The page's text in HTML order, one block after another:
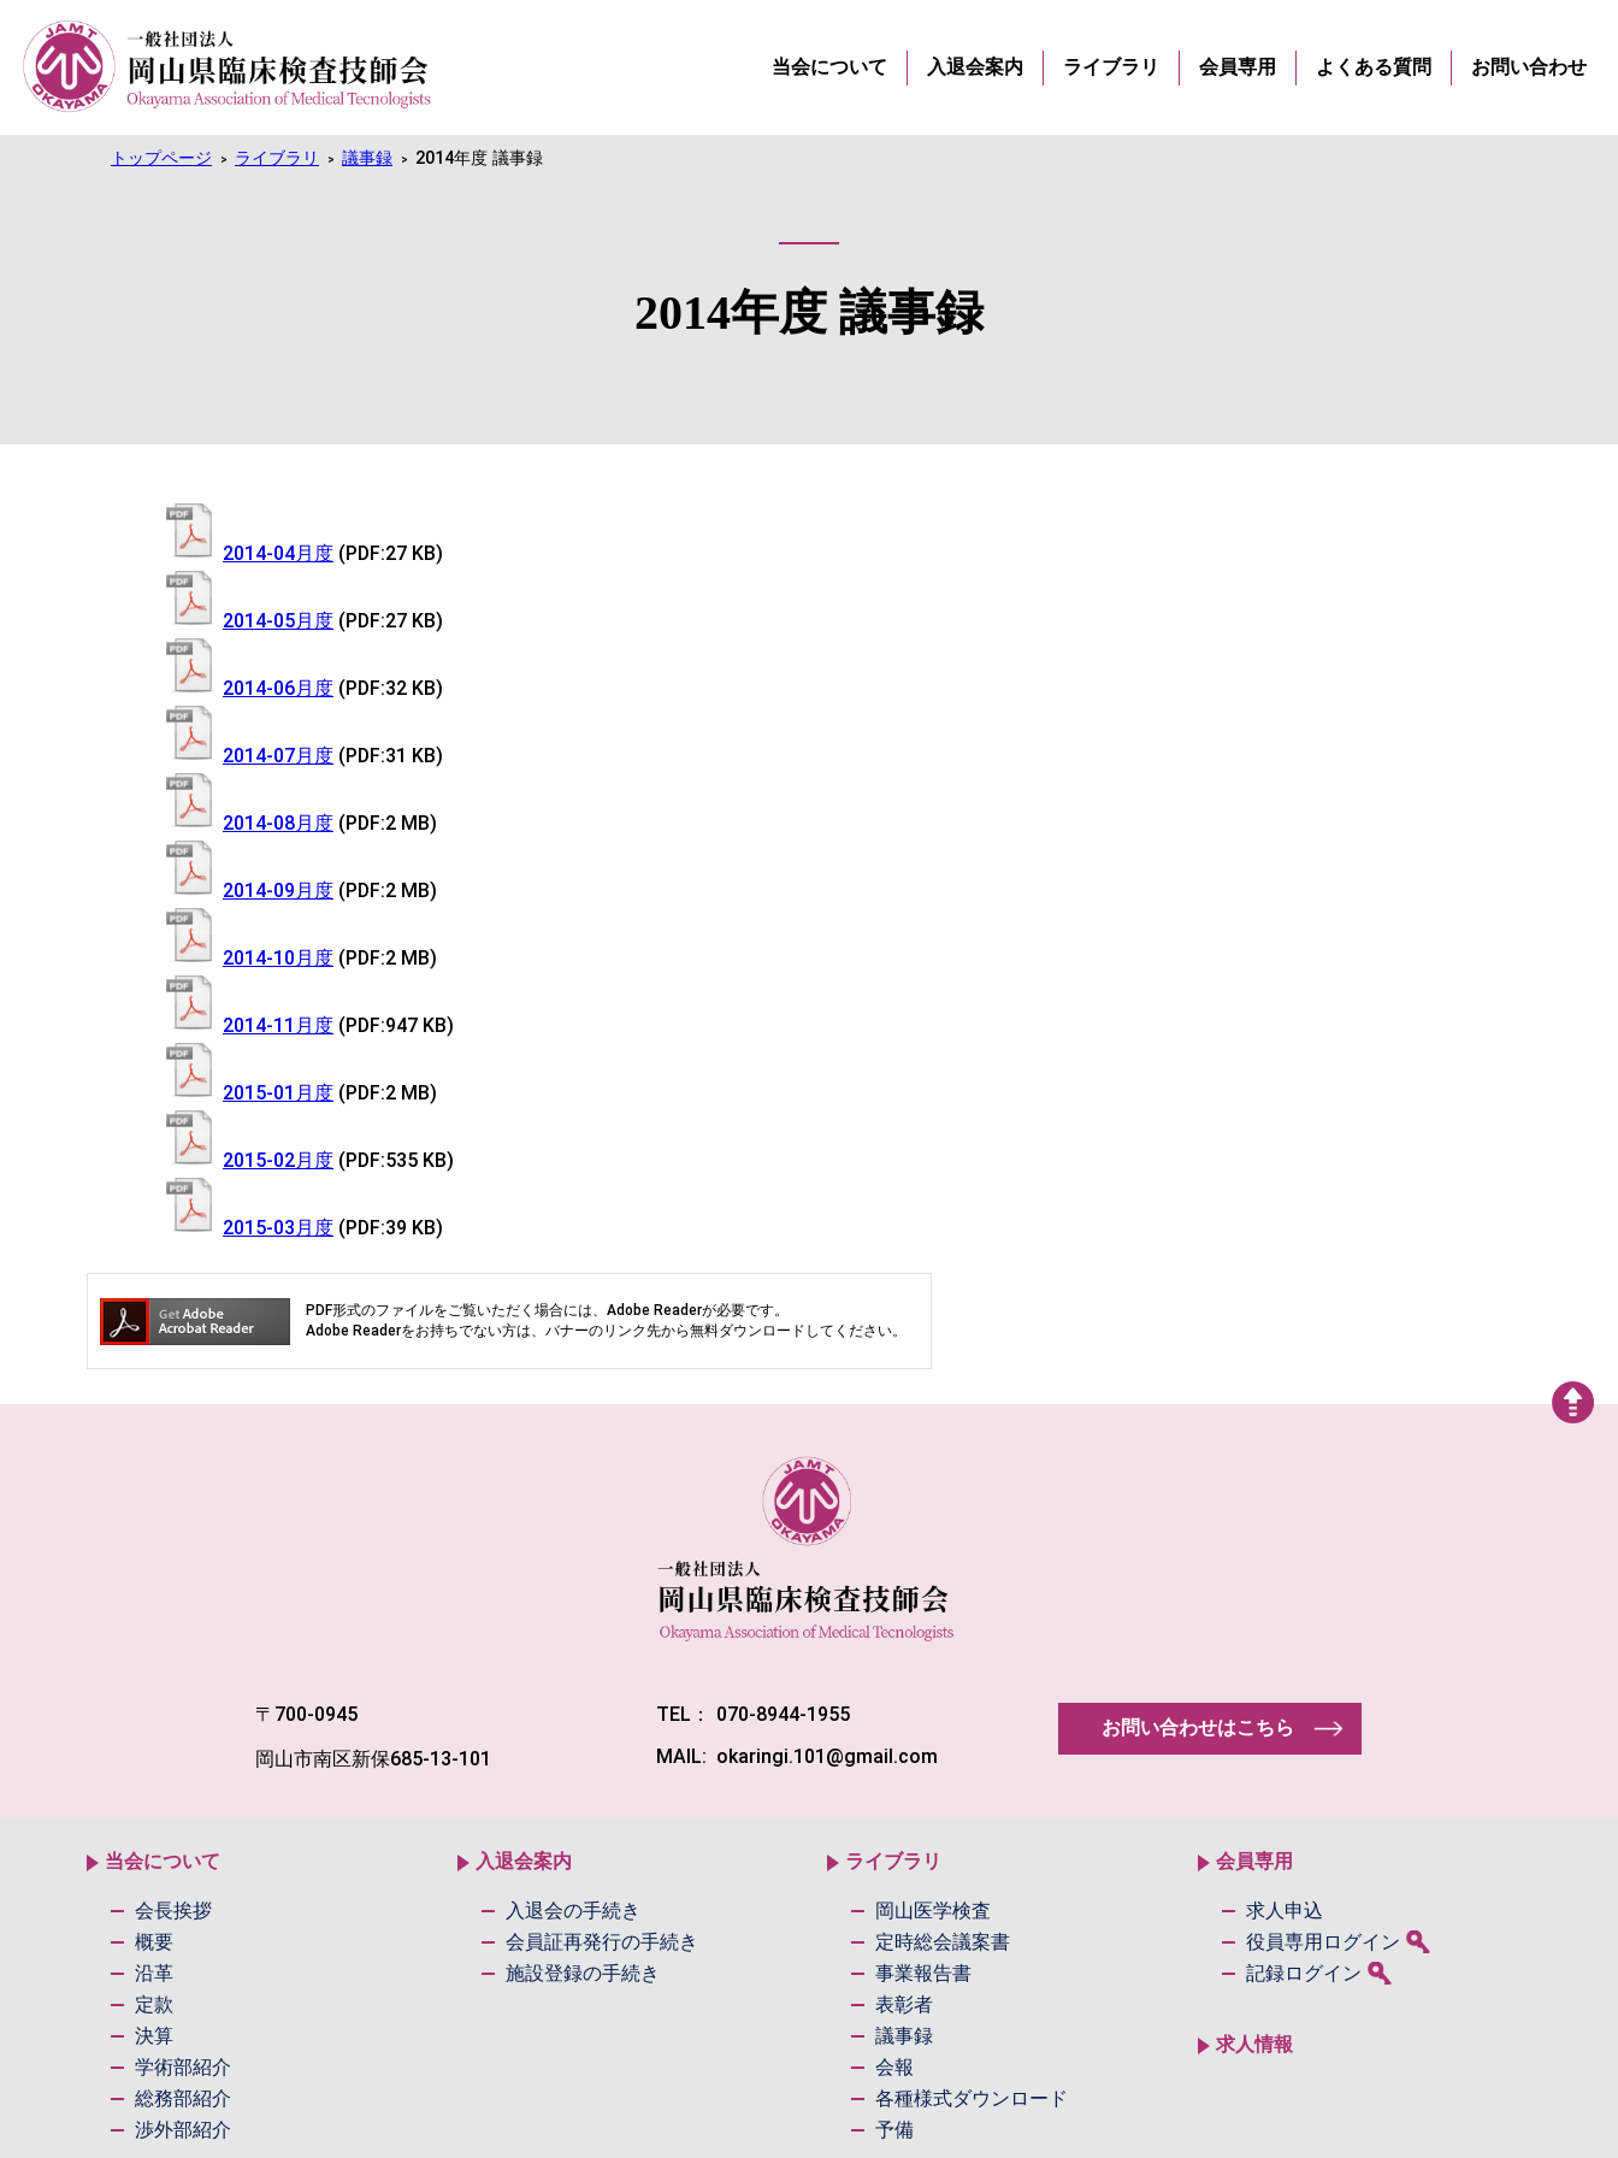
当会について 入退会案内 ライブラリ 会員専用 よくある質問 お問い合わせ
トップページ > ライブラリ > 議事録 > 2014年度 議事録
2014年度 議事録
2014-04月度 (PDF:27 KB)
2014-05月度 (PDF:27 KB)
2014-06月度 (PDF:32 KB)
2014-07月度 (PDF:31 KB)
2014-08月度 (PDF:2 MB)
2014-09月度 (PDF:2 MB)
2014-10月度 (PDF:2 MB)
2014-11月度 (PDF:947 KB)
2015-01月度 (PDF:2 MB)
2015-02月度 (PDF:535 KB)
2015-03月度 (PDF:39 KB)
PDF形式のファイルをご覧いただく場合には、Adobe Readerが必要です。
Adobe Readerをお持ちでない方は、バナーのリンク先から無料ダウンロードしてください。
〒700-0945
岡山市南区新保685-13-101
TEL：
070-8944-1955
MAIL: okaringi.101@gmail.com
お問い合わせはこちら
当会について
会長挨拶
概要
沿革
定款
決算
学術部紹介
総務部紹介
渉外部紹介
入退会案内
入退会の手続き
会員証再発行の手続き
施設登録の手続き
ライブラリ
岡山医学検査
定時総会議案書
事業報告書
表彰者
議事録
会報
各種様式ダウンロード
予備
会員専用
求人申込
役員専用ログイン
記録ログイン
求人情報